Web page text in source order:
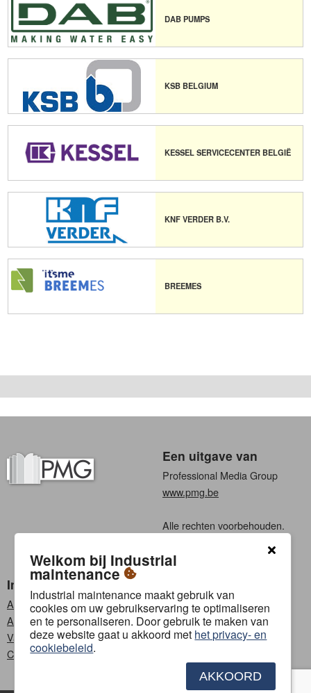
DAB PUMPS
KSB BELGIUM
KESSEL SERVICECENTER BELGIË
KNF VERDER B.V.
BREEMES
Een uitgave van
Professional Media Group
www.pmg.be
Alle rechten voorbehouden.
Privacy
Industrial maintenance
Abonneren
Adverteren
Vacatures
Contact
Nederlands
Frans
Welkom bij Industrial
maintenance
Industrial maintenance maakt gebruik van
cookies om uw gebruikservaring te optimaliseren
en te personaliseren. Door gebruik te maken van
deze website gaat u akkoord met het privacy- en
cookiebeleid.
AKKOORD